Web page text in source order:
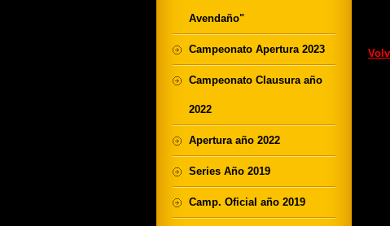
Avendaño"
Campeonato Apertura 2023
Campeonato Clausura año
2022
Apertura año 2022
Series Año 2019
Camp. Oficial año 2019